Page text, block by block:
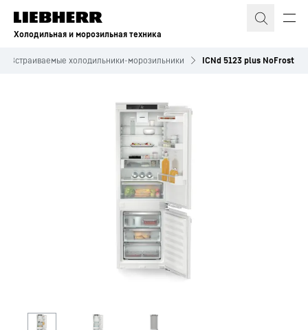
Холодильная и морозильная техника
Встраиваемые холодильники-морозильники ICNd 5123 plus NoFrost